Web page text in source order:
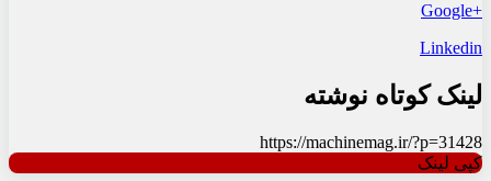
+Google
Linkedin
لینک کوتاه نوشته
https://machinemag.ir/?p=31428
کپی لینک